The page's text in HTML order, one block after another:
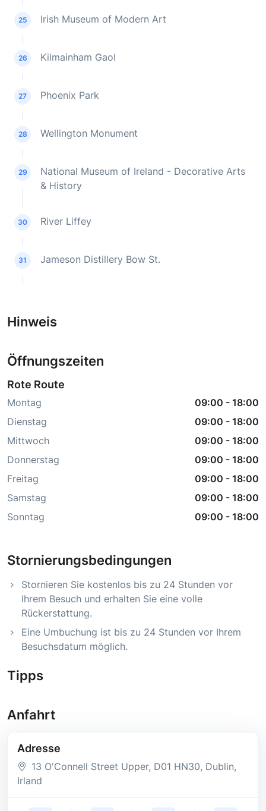
25 Irish Museum of Modern Art
26 Kilmainham Gaol
27 Phoenix Park
28 Wellington Monument
29
National Museum of Ireland - Decorative Arts
& History
30 River Liffey
31 Jameson Distillery Bow St.
Hinweis
Öffnungszeiten
Rote Route
Montag 09:00 - 18:00
Dienstag
09:00 - 18:00
Mittwoch
09:00 - 18:00
Donnerstag
09:00 - 18:00
Freitag
09:00 - 18:00
Samstag
09:00 - 18:00
Sonntag
09:00 - 18:00
Stornierungsbedingungen
Stornieren Sie kostenlos bis zu 24 Stunden vor
Ihrem Besuch und erhalten Sie eine volle
Rückerstattung.
Eine Umbuchung ist bis zu 24 Stunden vor Ihrem
Besuchsdatum möglich.
Tipps
Anfahrt
Adresse
13 O'Connell Street Upper, D01 HN30, Dublin,
Irland